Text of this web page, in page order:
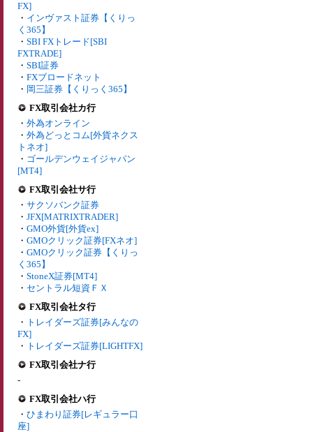
FX]
・ インヴァスト証券【くりっ
く365】
・ SBI FXトレード[SBI
FXTRADE]
・ SBI証券
・ FXブロードネット
・ 岡三証券【くりっく365】
FX取引会社カ行
・ 外為オンライン
・ 外為どっとコム[外貨ネクス
トネオ]
・ ゴールデンウェイジャパン
[MT4]
FX取引会社サ行
・ サクソバンク証券
・ JFX[MATRIXTRADER]
・ GMO外貨[外貨ex]
・ GMOクリック証券[FXネオ]
・ GMOクリック証券【くりっ
く365】
・ StoneX証券[MT4]
・ セントラル短資ＦＸ
FX取引会社タ行
・ トレイダーズ証券[みんなの
FX]
・ トレイダーズ証券[LIGHTFX]
FX取引会社ナ行
-
FX取引会社ハ行
・ ひまわり証券[レギュラー口
座]